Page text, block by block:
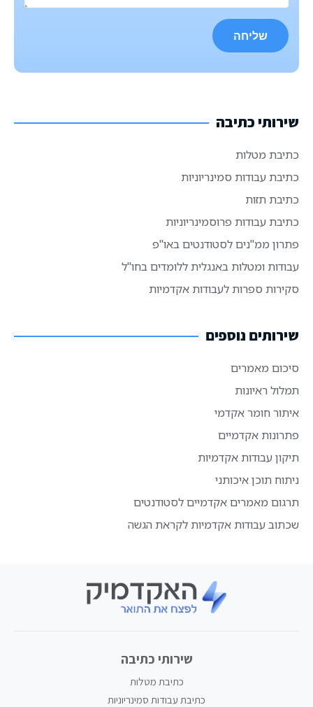
שירותי כתיבה
כתיבת מטלות
כתיבת עבודות סמינריוניות
כתיבת תזות
כתיבת עבודות פרוסמינריוניות
פתרון ממ"נים לסטודנטים באו"פ
עבודות ומטלות באנגלית ללומדים בחו"ל
סקירות ספרות לעבודות אקדמיות
שירותים נוספים
סיכום מאמרים
תמלול ראיונות
איתור חומר אקדמי
פתרונות אקדמיים
תיקון עבודות אקדמיות
ניתוח תוכן איכותני
תרגום מאמרים אקדמיים לסטודנטים
שכתוב עבודות אקדמיות לקראת הגשה
שירותי כתיבה
כתיבת מטלות
כתיבת עבודות סמינריוניות